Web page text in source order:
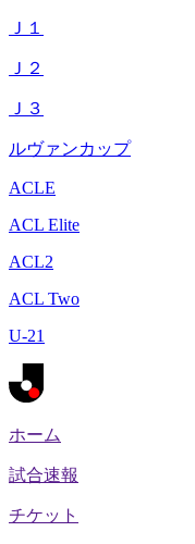
Ｊ１
Ｊ２
Ｊ３
ルヴァンカップ
ACLE
ACL Elite
ACL2
ACL Two
U-21
ホーム
試合速報
チケット